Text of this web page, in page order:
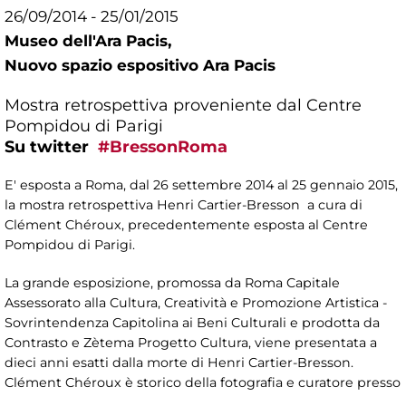
26/09/2014 - 25/01/2015
Museo dell'Ara Pacis,
Nuovo spazio espositivo Ara Pacis
Mostra retrospettiva proveniente dal Centre
Pompidou di Parigi
Su twitter #BressonRoma
E' esposta a Roma, dal 26 settembre 2014 al 25 gennaio 2015,
la mostra retrospettiva Henri Cartier-Bresson a cura di
Clément Chéroux, precedentemente esposta al Centre
Pompidou di Parigi.
La grande esposizione, promossa da Roma Capitale
Assessorato alla Cultura, Creatività e Promozione Artistica -
Sovrintendenza Capitolina ai Beni Culturali e prodotta da
Contrasto e Zètema Progetto Cultura, viene presentata a
dieci anni esatti dalla morte di Henri Cartier-Bresson.
Clément Chéroux è storico della fotografia e curatore presso